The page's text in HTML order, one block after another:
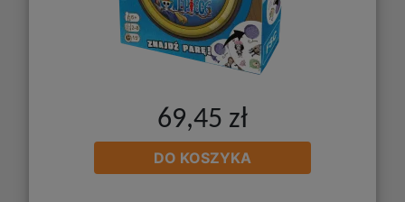
69,45 zł
DO KOSZYKA